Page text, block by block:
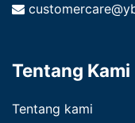
Tentang Kami
Tentang kami